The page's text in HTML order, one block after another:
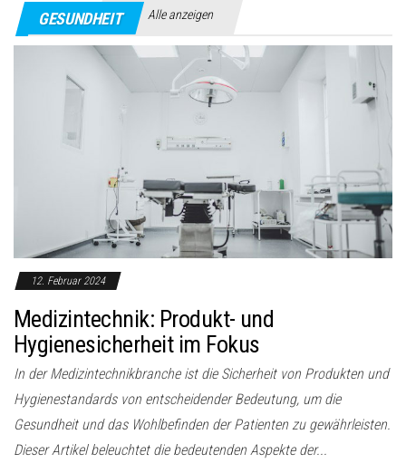
GESUNDHEIT Alle anzeigen
12. Februar 2024
Medizintechnik: Produkt- und
Hygienesicherheit im Fokus
In der Medizintechnikbranche ist die Sicherheit von Produkten und
Hygienestandards von entscheidender Bedeutung, um die
Gesundheit und das Wohlbefinden der Patienten zu gewährleisten.
Dieser Artikel beleuchtet die bedeutenden Aspekte der...